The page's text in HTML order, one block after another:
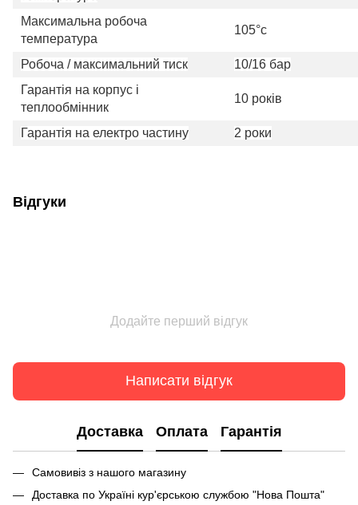
Максимальна робоча
температура
105°c
Робоча / максимальний тиск
10/16 бар
Гарантія на корпус і
теплообмінник
10 років
Гарантія на електро частину 2 роки
Відгуки
Додайте перший відгук
Написати відгук
Доставка Оплата Гарантія
Самовивіз з нашого магазину
Доставка по Україні кур'єрською службою "Нова Пошта"